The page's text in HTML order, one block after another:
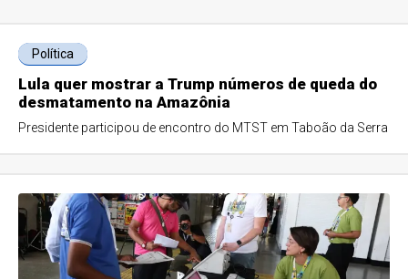
Política
Lula quer mostrar a Trump números de queda do
desmatamento na Amazônia
Presidente participou de encontro do MTST em Taboão da Serra